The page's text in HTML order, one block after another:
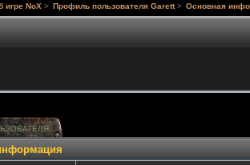
игре NoX > Профиль пользователя Garett> Основная